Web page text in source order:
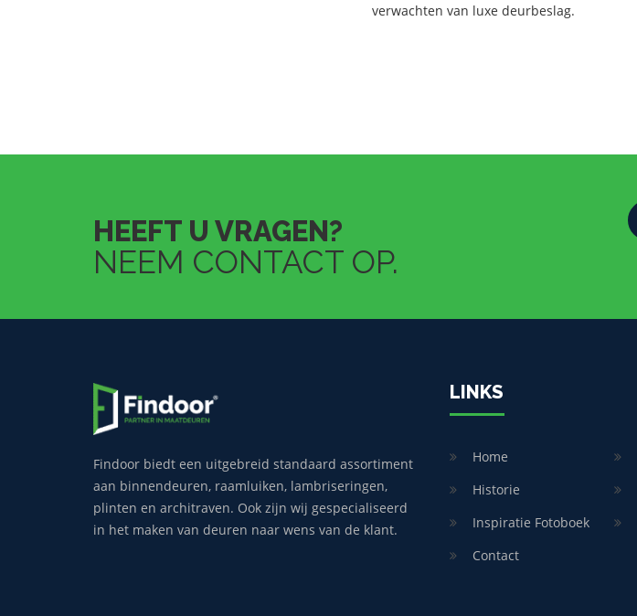
verwachten van luxe deurbeslag.
HEEFT U VRAGEN?
NEEM CONTACT OP.
Findoor biedt een uitgebreid standaard assortiment
aan binnendeuren, raamluiken, lambriseringen,
plinten en architraven. Ook zijn wij gespecialiseerd
in het maken van deuren naar wens van de klant.
LINKS
Home
Historie
Inspiratie Fotoboek
Contact